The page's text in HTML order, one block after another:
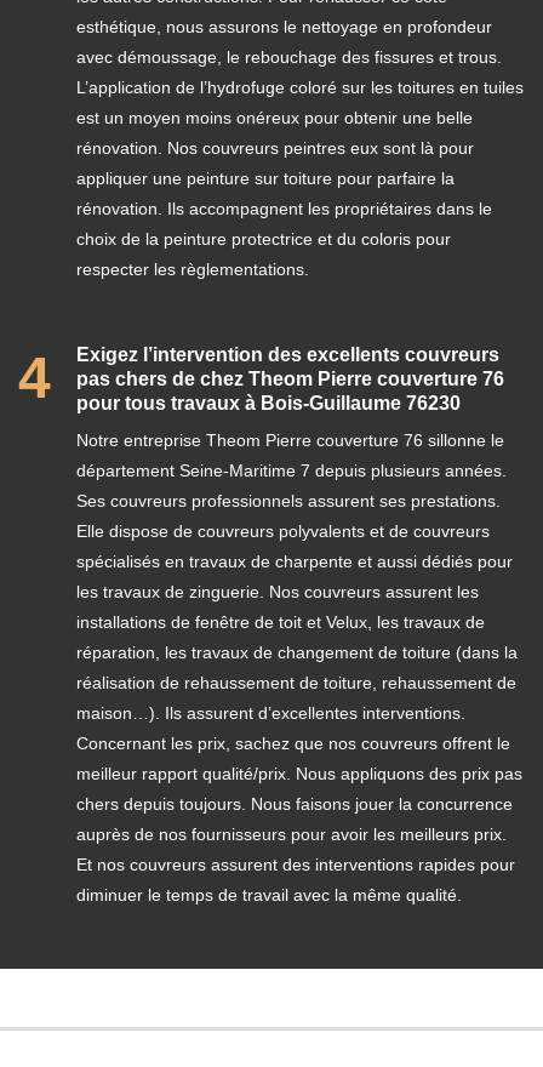
esthétique, nous assurons le nettoyage en profondeur
avec démoussage, le rebouchage des fissures et trous.
L’application de l’hydrofuge coloré sur les toitures en tuiles
est un moyen moins onéreux pour obtenir une belle
rénovation. Nos couvreurs peintres eux sont là pour
appliquer une peinture sur toiture pour parfaire la
rénovation. Ils accompagnent les propriétaires dans le
choix de la peinture protectrice et du coloris pour
respecter les règlementations.
4
Exigez l’intervention des excellents couvreurs
pas chers de chez Theom Pierre couverture 76
pour tous travaux à Bois-Guillaume 76230
Notre entreprise Theom Pierre couverture 76 sillonne le
département Seine-Maritime 7 depuis plusieurs années.
Ses couvreurs professionnels assurent ses prestations.
Elle dispose de couvreurs polyvalents et de couvreurs
spécialisés en travaux de charpente et aussi dédiés pour
les travaux de zinguerie. Nos couvreurs assurent les
installations de fenêtre de toit et Velux, les travaux de
réparation, les travaux de changement de toiture (dans la
réalisation de rehaussement de toiture, rehaussement de
maison…). Ils assurent d’excellentes interventions.
Concernant les prix, sachez que nos couvreurs offrent le
meilleur rapport qualité/prix. Nous appliquons des prix pas
chers depuis toujours. Nous faisons jouer la concurrence
auprès de nos fournisseurs pour avoir les meilleurs prix.
Et nos couvreurs assurent des interventions rapides pour
diminuer le temps de travail avec la même qualité.